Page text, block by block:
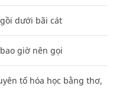
dưới bãi cát
giờ nên gọi
tố hóa học bằng thơ,